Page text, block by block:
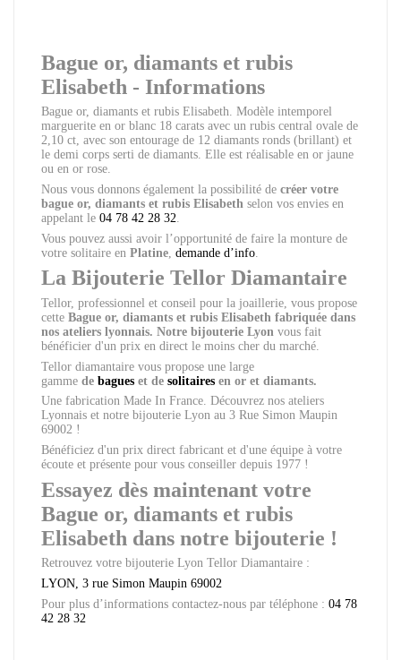
Bague or, diamants et rubis
Elisabeth - Informations
Bague or, diamants et rubis Elisabeth. Modèle intemporel
marguerite en or blanc 18 carats avec un rubis central ovale de
2,10 ct, avec son entourage de 12 diamants ronds (brillant) et
le demi corps serti de diamants. Elle est réalisable en or jaune
ou en or rose.
Nous vous donnons également la possibilité de créer votre
bague or, diamants et rubis Elisabeth selon vos envies en
appelant le 04 78 42 28 32.
Vous pouvez aussi avoir l’opportunité de faire la monture de
votre solitaire en Platine demande d’info
La Bijouterie Tellor Diamantaire
Tellor, professionnel et conseil pour la joaillerie, vous propose
cette Bague or, diamants et rubis Elisabeth fabriquée dans
nos ateliers lyonnais. Notre bijouterie Lyon vous fait
bénéficier d'un prix en direct le moins cher du marché.
Tellor diamantaire vous propose une large
gamme de bagues et de solitaires en or et diamants.
Une fabrication Made In France. Découvrez nos ateliers
Lyonnais et notre bijouterie Lyon au 3 Rue Simon Maupin
69002 !
Bénéficiez d'un prix direct fabricant et d'une équipe à votre
écoute et présente pour vous conseiller depuis 1977 !
Essayez dès maintenant votre
Bague or, diamants et rubis
Elisabeth dans notre bijouterie !
Retrouvez votre bijouterie Lyon Tellor Diamantaire :
LYON, 3 rue Simon Maupin 69002
Pour plus d’informations contactez-nous par téléphone : 04 78
42 28 32